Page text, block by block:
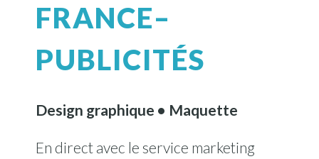
FRANCE–
PUBLICITÉS
Design graphique • Maquette
En direct avec le service marketing